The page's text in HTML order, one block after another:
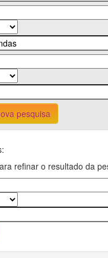
pesquisa
refinar o resultado da